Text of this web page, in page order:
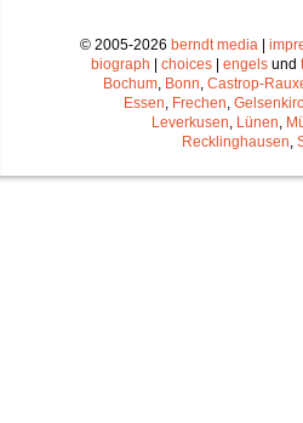
© 2005-2026 berndt media |
biograph | choices | engels und
Bochum Bonn Castrop-
Essen Frechen
Leverkusen Lünen
Recklinghausen